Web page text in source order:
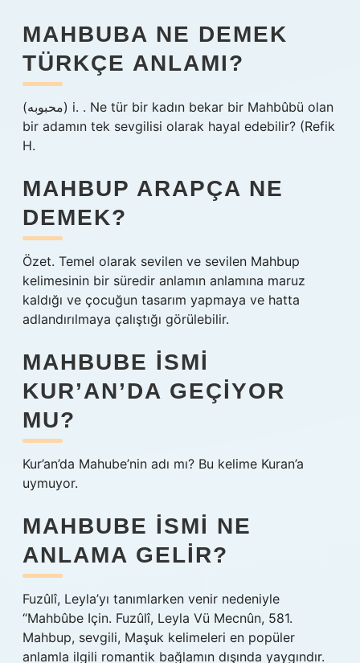
MAHBUBA NE DEMEK
TÜRKÇE ANLAMI?
(ﻣﺤﺒﻮﺑﻪ) i. . Ne tür bir kadın bekar bir Mahbûbü olan
bir adamın tek sevgilisi olarak hayal edebilir? (Refik
H.
MAHBUP ARAPÇA NE
DEMEK?
Özet. Temel olarak sevilen ve sevilen Mahbup
kelimesinin bir süredir anlamın anlamına maruz
kaldığı ve çocuğun tasarım yapmaya ve hatta
adlandırılmaya çalıştığı görülebilir.
MAHBUBE ISMI
KUR’AN’DA GEÇIYOR
MU?
Kur’an’da Mahube’nin adı mı? Bu kelime Kuran’a
uymuyor.
MAHBUBE ISMI NE
ANLAMA GELIR?
Fuzûlî, Leyla’yı tanımlarken venir nedeniyle
“Mahbûbe Için. Fuzûlî, Leyla Vü Mecnûn, 581.
Mahbup, sevgili, Maşuk kelimeleri en popüler
anlamla ilgili romantik bağlamın dışında yaygındır.